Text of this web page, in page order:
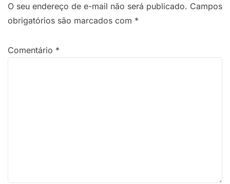
O seu endereço de e-mail não será publicado. Campos
obrigatórios são marcados com *
Comentário *